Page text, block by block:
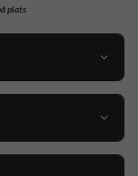
plats